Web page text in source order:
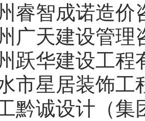
睿智成诺造价
广天建设管理
跃华建设工程
市星居装饰工
黔诚设计（集